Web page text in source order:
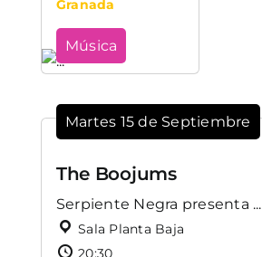
Granada
Música
Martes 15 de Septiembre
The Boojums
Serpiente Negra presenta ...
Sala Planta Baja
20:30